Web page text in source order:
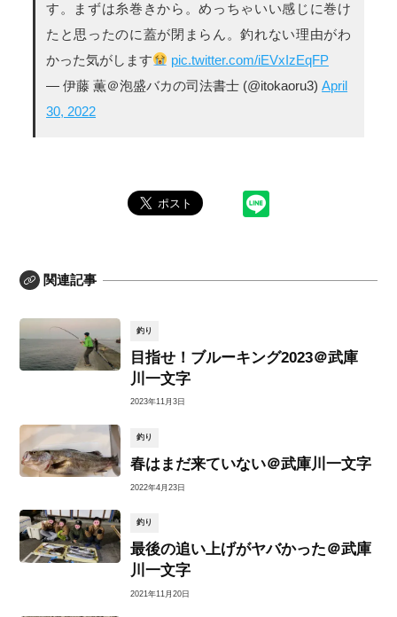
す。まずは糸巻きから。めっちゃいい感じに巻け
たと思ったのに蓋が閉まらん。釣れない理由がわ
かった気がします
pic.twitter.com/iEVxIzEqFP
— 伊藤 薫＠泡盛バカの司法書士 (@itokaoru3)April
30, 2022
関連記事
目指せ！ブルーキング2023＠武庫
川一文字
2023年11月3日
釣り
春はまだ来ていない＠武庫川一文字
2022年4月23日
釣り
最後の追い上げがヤバかった＠武庫
川一文字
2021年11月20日
釣り